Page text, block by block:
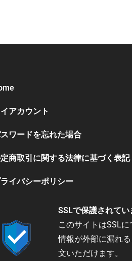
アカウント
ワードを忘れた場合
商取引に関する法律に基づく表記
イバシーポリシー
SSLで保護されてい
このサイトはSSL
情報が外部に漏れ
文いただけます。